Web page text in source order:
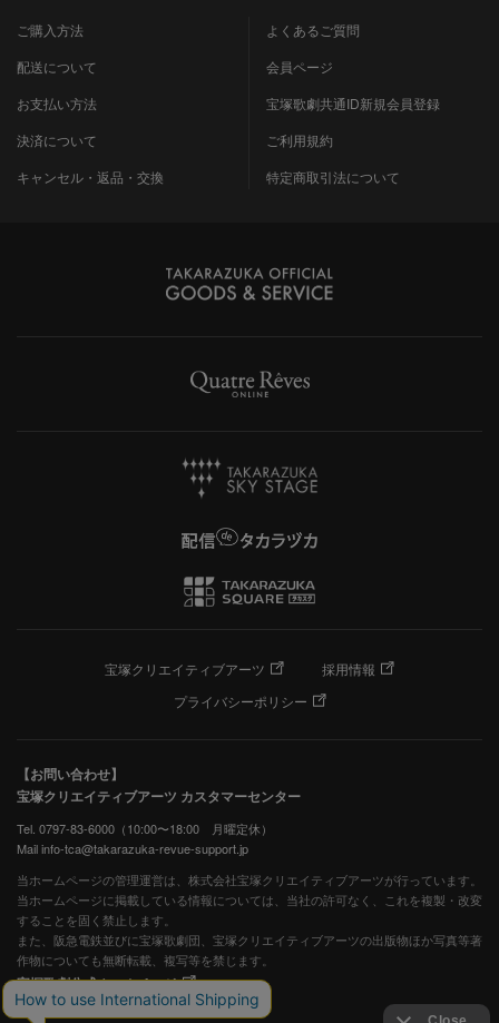
ご購入方法
配送について
お支払い方法
決済について
キャンセル・返品・交換
よくあるご質問
会員ページ
宝塚歌劇共通ID新規会員登録
ご利用規約
特定商取引法について
宝塚クリエイティブアーツ
採用情報
プライバシーポリシー
【お問い合わせ】
宝塚クリエイティブアーツ カスタマーセンター
Tel. 0797-83-6000（10:00〜18:00 月曜定休）
Mail info-tca@takarazuka-revue-support.jp
当ホームページの管理運営は、株式会社宝塚クリエイティブアーツが行っています。
当ホームページに掲載している情報については、当社の許可なく、これを複製・改変
することを固く禁止します。
また、阪急電鉄並びに宝塚歌劇団、宝塚クリエイティブアーツの出版物ほか写真等著
作物についても無断転載、複写等を禁じます。
宝塚歌劇公式ホームページ